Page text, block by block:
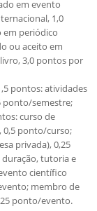
em evento
1,0
periódico
ou aceito em
3,0 pontos por
pontos: atividades
ponto/semestre;
curso de
0,5 ponto/curso;
privada), 0,25
tutoria e
científico
membro de
ponto/evento.